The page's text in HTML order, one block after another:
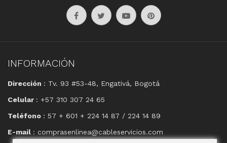
INFORMACIÓN
Dirección : Tv. 93 #53-48, Engativá, Bogotá
Celular : +57 310 307 24 65
Teléfono : 57 + 601 + 224 14 87 / 224 14 89
E-mail : comprasenlinea@cableservicios.com